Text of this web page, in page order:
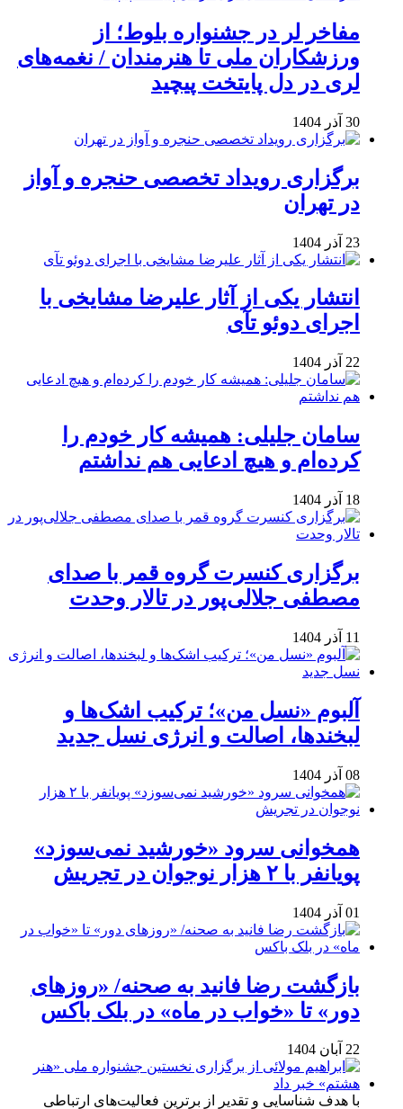
مفاخر لر در جشنواره بلوط؛ از
ورزشکاران ملی تا هنرمندان / نغمه‌های
لری در دل پایتخت پیچید
30 آذر 1404
برگزاری رویداد تخصصی حنجره و آواز
در تهران
23 آذر 1404
انتشار یکی از آثار علیرضا مشایخی با
اجرای دوئو تآی
22 آذر 1404
سامان جلیلی: همیشه کار خودم را
کرده‌ام و هیچ ادعایی هم نداشتم
18 آذر 1404
برگزاری کنسرت گروه قمر با صدای
مصطفی جلالی‌پور در تالار وحدت
11 آذر 1404
آلبوم «نسل من»؛ ترکیب اشک‌ها و
لبخندها، اصالت و انرژی نسل جدید
08 آذر 1404
همخوانی سرود «خورشید نمی‌سوزد»
پویانفر با ۲ هزار نوجوان در تجریش
01 آذر 1404
بازگشت رضا فانید به صحنه/ «روزهای
دور» تا «خواب در ماه» در بلک باکس
22 آبان 1404
با هدف شناسایی و تقدیر از برترین فعالیت‌های ارتباطی